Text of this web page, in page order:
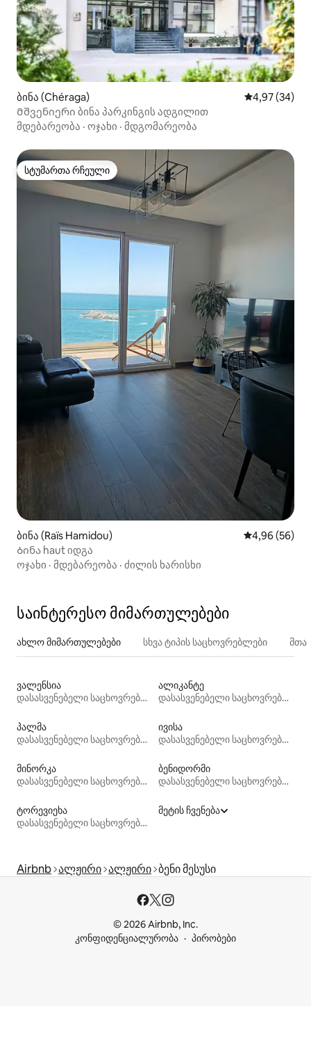
ბინა (Chéraga) საშუალო
4,97 (34)
Მშვენიერი ბინა პარკინგის ადგილით
მდებარეობა · ოჯახი · მდგომარეობა
სტუმართა რჩეული
სტუმართა რჩეული
ბინა (Raïs Hamidou) საშუალო
4,96 (56)
Ბინა haut იდგა
ოჯახი · მდებარეობა · ძილის ხარისხი
საინტერესო მიმართულებები
ახლო მიმართულებები სხვა ტიპის საცხოვრებლები
ვალენსია
დასასვენებელი საცხოვრებლები
ალიკანტე
დასასვენებელი საცხოვრებლები
პალმა
დასასვენებელი საცხოვრებლები
ივისა
დასასვენებელი საცხოვრებლები
მინორკა
დასასვენებელი საცხოვრებლები
ბენიდორმი
დასასვენებელი საცხოვრებლები
ტორევიეხა
დასასვენებელი საცხოვრებლები
მეტის ჩვენება
Airbnb ალჟირი ალჟირი ბენი მესუსი
© 2026 Airbnb, Inc.
კონფიდენციალურობა
პირობები